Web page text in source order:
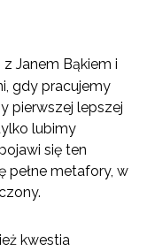
Janem Bąkiem i
gdy pracujemy
pierwszej lepszej
lubimy
się ten
pełne metafory, w
kwestia